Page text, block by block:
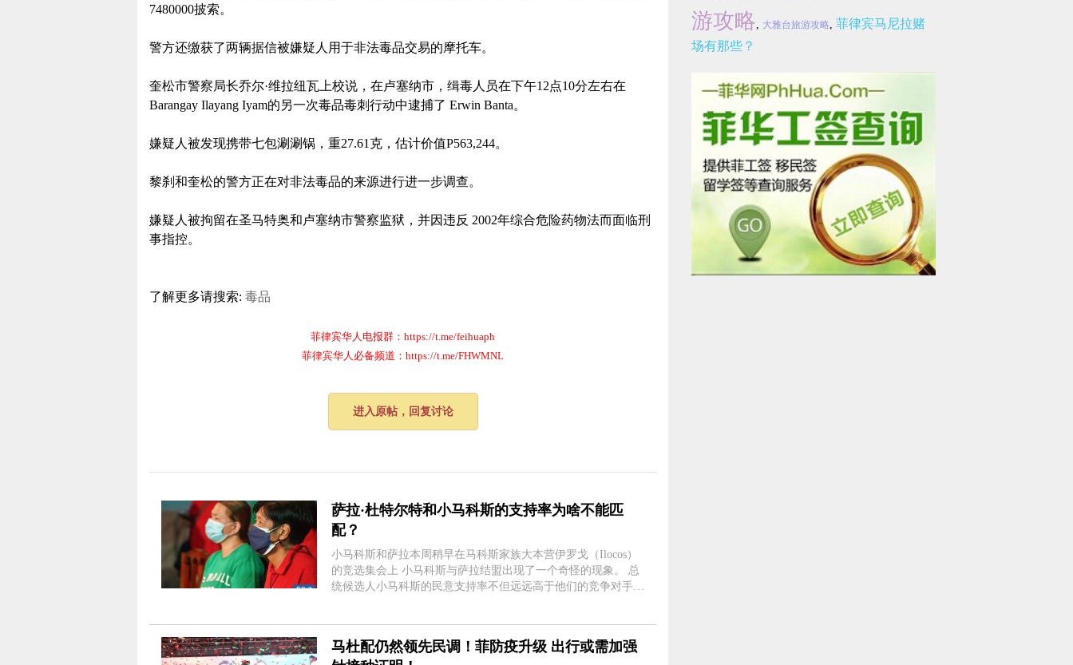
7480000披索。
警方还缴获了两辆据信被嫌疑人用于非法毒品交易的摩托车。
奎松市警察局长乔尔·维拉纽瓦上校说，在卢塞纳市，缉毒人员在下午12点10分左右在
Barangay Ilayang Iyam的另一次毒品毒刺行动中逮捕了 Erwin Banta。
嫌疑人被发现携带七包涮涮锅，重27.61克，估计价值P563,244。
黎刹和奎松的警方正在对非法毒品的来源进行进一步调查。
嫌疑人被拘留在圣马特奥和卢塞纳市警察监狱，并因违反 2002年综合危险药物法而面临刑
事指控。
了解更多请搜索: 毒品
菲律宾华人电报群：https://t.me/feihuaph
菲律宾华人必备频道：https://t.me/FHWMNL
进入原帖，回复讨论
萨拉·杜特尔特和小马科斯的支持率为啥不能匹
配？
小马科斯和萨拉本周稍早在马科斯家族大本营伊罗戈（Ilocos）
的竞选集会上 小马科斯与萨拉结盟出现了一个奇怪的现象。 总
统候选人小马科斯的民意支持率不但远远高于他们的竞争对手，
马杜配仍然领先民调！菲防疫升级 出行或需加强
游攻略, 大雅台旅游攻略, 菲律宾马尼拉赌
场有那些？